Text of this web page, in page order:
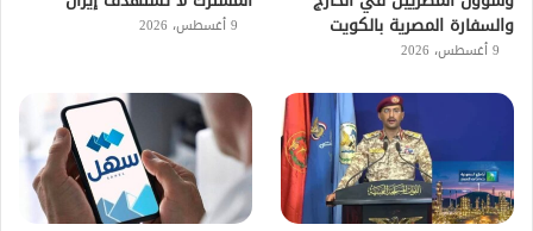
والسفارة المصرية بالكويت
9 أغسطس، 2026
9 أغسطس، 2026